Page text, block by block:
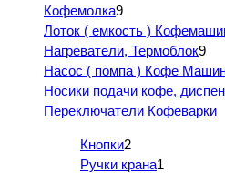
Кофемолка9
Лоток ( емкость )
Нагреватели, Термоблок9
Насос ( помпа ) Кофе
Носики подачи кофе,
Переключатели Кофеварки
Кнопки2
Ручки крана1